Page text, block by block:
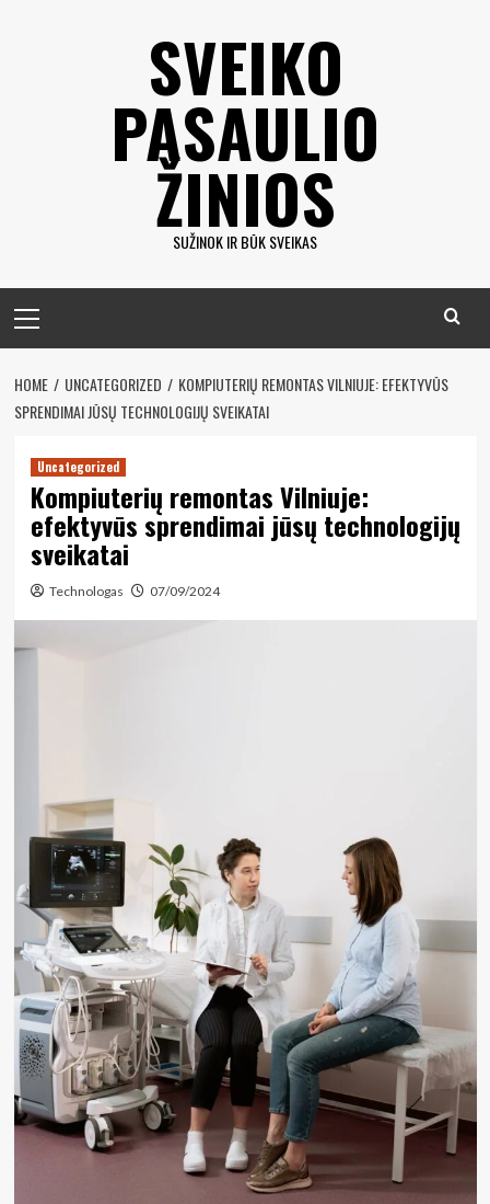
SVEIKO
PASAULIO
ŽINIOS
SUŽINOK IR BŪK SVEIKAS
meniu
HOME UNCATEGORIZED
KOMPIUTERIŲ REMONTAS VILNIUJE: EFEKTYVŪS
SPRENDIMAI JŪSŲ TECHNOLOGIJŲ SVEIKATAI
Uncategorized
Kompiuterių remontas Vilniuje:
efektyvūs sprendimai jūsų technologijų
sveikatai
Technologas 07/09/2024